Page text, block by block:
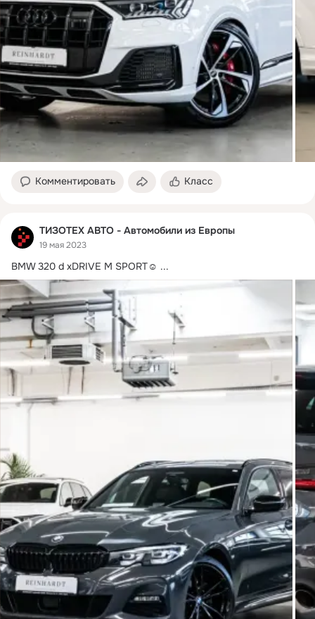
Комментировать Класс
ТИЗОТЕХ АВТО - Автомобили из Европы
19 мая 2023
BMW 320 d xDRIVE M SPORT☺️ ...